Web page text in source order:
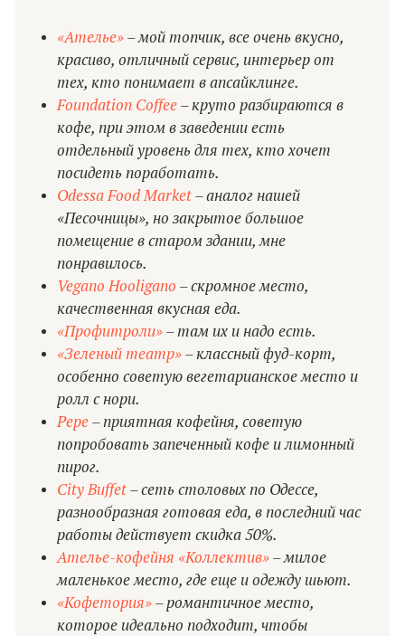
«Ателье»– мой топчик, все очень вкусно,
красиво, отличный сервис, интерьер от
тех, кто понимает в апсайклинге.
Foundation Coffee– круто разбираются в
кофе, при этом в заведении есть
отдельный уровень для тех, кто хочет
посидеть поработать.
Odessa Food Market– аналог нашей
«Песочницы», но закрытое большое
помещение в старом здании, мне
понравилось.
Vegano Hooligano – скромное место,
качественная вкусная еда.
«Профитроли»– там их и надо есть.
«Зеленый театр»– классный фуд-корт,
особенно советую вегетарианское место и
ролл с нори.
Pepe– приятная кофейня, советую
попробовать запеченный кофе и лимонный
пирог.
City Buffet– сеть столовых по Одессе,
разнообразная готовая еда, в последний час
работы действует скидка 50%.
Ателье-кофейня «Коллектив»– милое
маленькое место, где еще и одежду шьют.
«Кофетория»– романтичное место,
которое идеально подходит, чтобы